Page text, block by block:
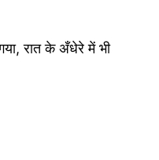
रात के अँधेरे में भी